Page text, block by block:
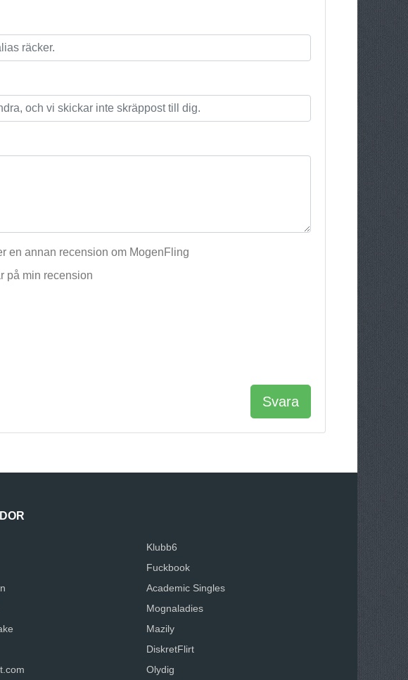
en annan recension om MogenFling
på min recension
Svara
Klubb6
Fuckbook
Academic Singles
Mognaladies
Mazily
DiskretFlirt
Olydig